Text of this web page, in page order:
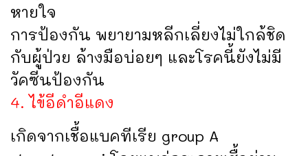
หายใจ
การป้องกัน พยายามหลีกเลี่ยงไม่ใกล้ชิด
กับผู้ป่วย ล้างมือบ่อยๆ และโรคนี้ยังไม่มี
วัคซีนป้องกัน
4. ไข้อีดำอีแดง
เกิดจากเชื้อแบคทีเรีย group A